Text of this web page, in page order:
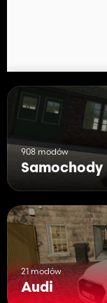
908 modów
Samochody
21 modów
Audi